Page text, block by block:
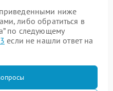
ниже
либо обратиться в
по следующему
если не нашли ответ на